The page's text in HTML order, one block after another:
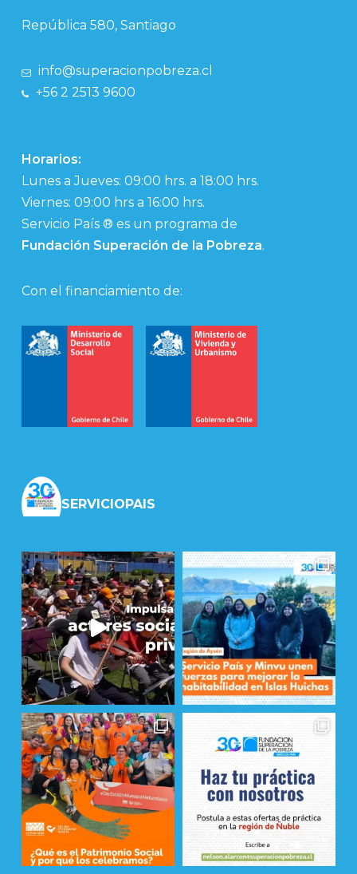
República 580, Santiago
info@superacionpobreza.cl
+56 2 2513 9600
Horarios:
Lunes a Jueves: 09:00 hrs. a 18:00 hrs.
Viernes: 09:00 hrs a 16:00 hrs.
Servicio País ® es un programa de
Fundación Superación de la Pobreza.
Con el financiamiento de:
SERVICIOPAIS